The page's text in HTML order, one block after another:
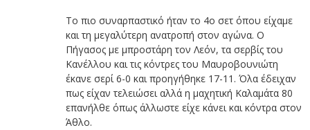
Το πιο συναρπαστικό ήταν το 4ο σετ όπου είχαμε
και τη μεγαλύτερη ανατροπή στον αγώνα. Ο
Πήγασος με μπροστάρη τον Λεόν, τα σερβίς του
Κανέλλου και τις κόντρες του Μαυροβουνιώτη
έκανε σερί 6-0 και προηγήθηκε 17-11. Όλα έδειχαν
πως είχαν τελειώσει αλλά η μαχητική Καλαμάτα 80
επανήλθε όπως άλλωστε είχε κάνει και κόντρα στον
Άθλο.